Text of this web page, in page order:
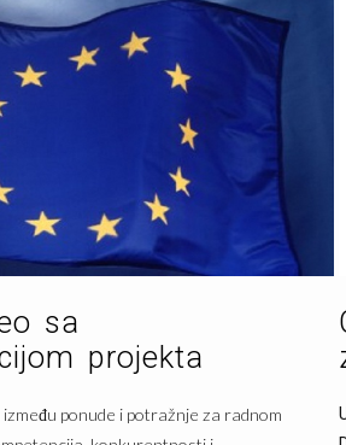
sa
projekta
ponude i potražnje za radnom